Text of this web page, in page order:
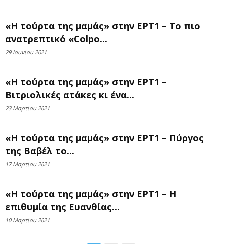
«Η τούρτα της μαμάς» στην ΕΡΤ1 – Το πιο
ανατρεπτικό «Colpo...
29 Ιουνίου 2021
«Η τούρτα της μαμάς» στην ΕΡΤ1 –
Βιτριολικές ατάκες κι ένα...
23 Μαρτίου 2021
«Η τούρτα της μαμάς» στην ΕΡΤ1 – Πύργος
της Βαβέλ το...
17 Μαρτίου 2021
«Η τούρτα της μαμάς» στην ΕΡΤ1 – Η
επιθυμία της Ευανθίας...
10 Μαρτίου 2021